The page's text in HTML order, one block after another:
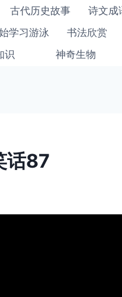
古代历史故事 诗文成
学习游泳 书法欣赏
识 神奇生物
话87